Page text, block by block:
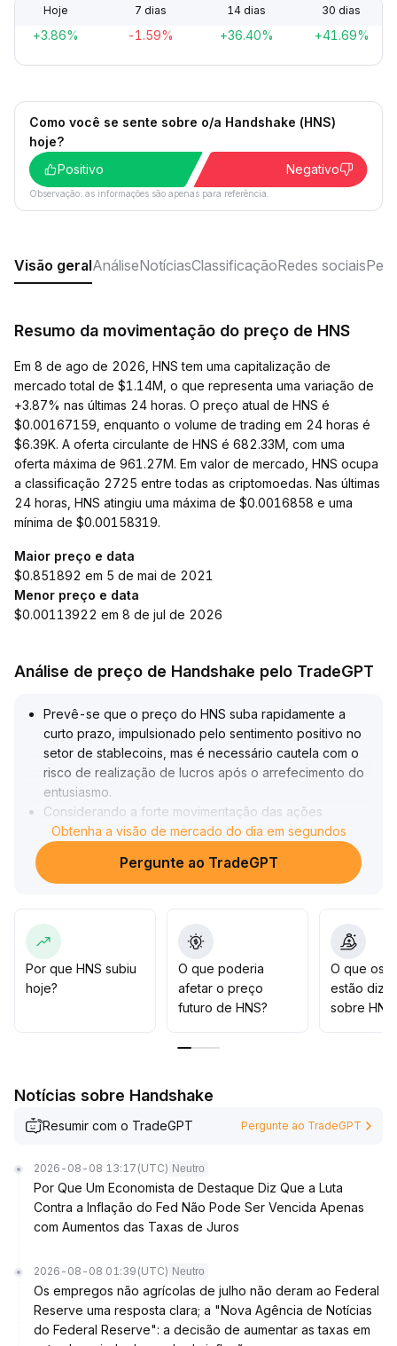
Hoje 7 dias 14 dias 30 dias
+3.86% -1.59% +36.40% +41.69%
Como você se sente sobre o/a Handshake (HNS)
hoje?
Positivo
Negativo
Observação: as informações são apenas para referência.
Visão geralAnáliseNotíciasClassificaçãoRedes sociais
Resumo da movimentação do preço de HNS
Em 8 de ago de 2026, HNS tem uma capitalização de
mercado total de $1.14M, o que representa uma variação de
+3.87% nas últimas 24 horas. O preço atual de HNS é
$0.00167159, enquanto o volume de trading em 24 horas é
$6.39K. A oferta circulante de HNS é 682.33M, com uma
oferta máxima de 961.27M. Em valor de mercado, HNS ocupa
a classificação 2725 entre todas as criptomoedas. Nas últimas
24 horas, HNS atingiu uma máxima de $0.0016858 e uma
mínima de $0.00158319.
Maior preço e data
$0.851892 em 5 de mai de 2021
Menor preço e data
$0.00113922 em 8 de jul de 2026
Análise de preço de Handshake pelo TradeGPT
Prevê-se que o preço do HNS suba rapidamente a
curto prazo, impulsionado pelo sentimento positivo no
setor de stablecoins, mas é necessário cautela com o
risco de realização de lucros após o arrefecimento do
entusiasmo.
Considerando a forte movimentação das ações
conceito de stablecoin, o HNS pode se beneficiar do
fluxo de capital dentro do setor
Recomenda-se acompanhar de perto a variação do
lucros em níveis mais altos para evitar pressões de
queda
Obtenha a visão de mercado do dia em segundos
Pergunte ao TradeGPT
Por que HNS subiu
hoje?
O que poderia
afetar o preço
futuro de HNS?
O que os
estão
sobre
Notícias sobre Handshake
Resumir com o TradeGPT Pergunte ao TradeGPT
2026-08-08 13:17 (UTC) Neutro
Por Que Um Economista de Destaque Diz Que a Luta
Contra a Inflação do Fed Não Pode Ser Vencida Apenas
com Aumentos das Taxas de Juros
2026-08-08 01:39 (UTC) Neutro
Os empregos não agrícolas de julho não deram ao Federal
Reserve uma resposta clara; a "Nova Agência de Notícias
do Federal Reserve": a decisão de aumentar as taxas em